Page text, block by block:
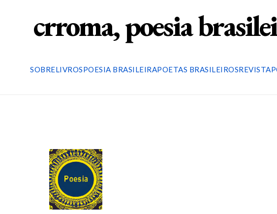
crroma, poesia
SOBRELIVROSPOESIA BRASILEIRAPOETAS BRASILEIROSREVISTA